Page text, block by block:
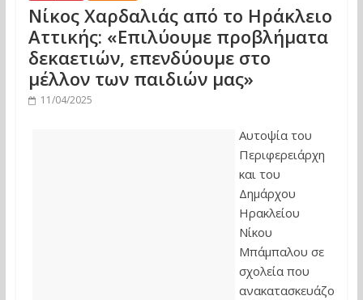
Νίκος Χαρδαλιάς από το Ηράκλειο
Αττικής: «Επιλύουμε προβλήματα
δεκαετιών, επενδύουμε στο
μέλλον των παιδιών μας»
11/04/2025
Αυτοψία του
Περιφερειάρχη
και του
Δημάρχου
Ηρακλείου
Νίκου
Μπάμπαλου σε
σχολεία που
ανακατασκευάζο